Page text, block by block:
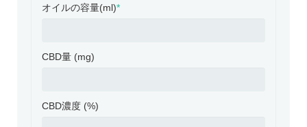
オイルの容量(ml)*
CBD量 (mg)
CBD濃度 (%)